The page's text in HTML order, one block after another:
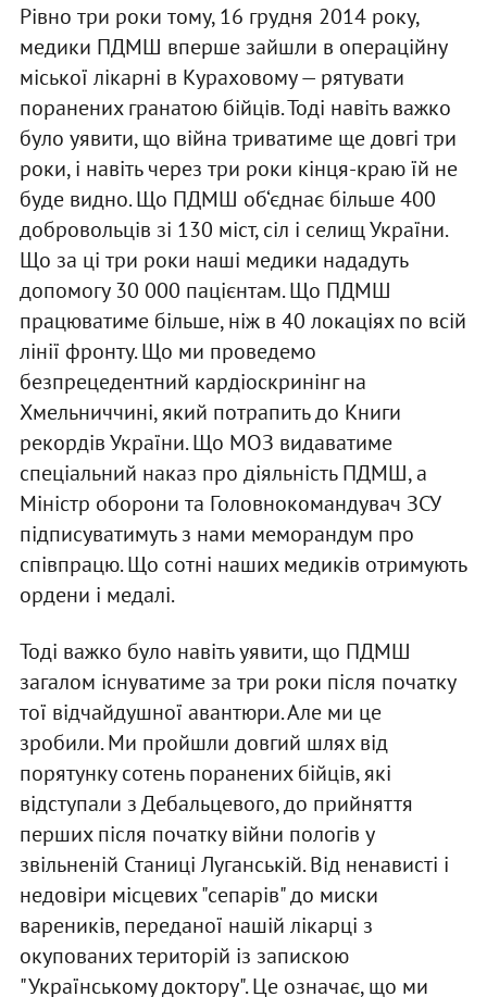
Рівно три роки тому, 16 грудня 2014 року,
медики ПДМШ вперше зайшли в операційну
міської лікарні в Кураховому — рятувати
поранених гранатою бійців. Тоді навіть важко
було уявити, що війна триватиме ще довгі три
роки, і навіть через три роки кінця-краю їй не
буде видно. Що ПДМШ об‘єднає більше 400
добровольців зі 130 міст, сіл і селищ України.
Що за ці три роки наші медики нададуть
допомогу 30 000 пацієнтам. Що ПДМШ
працюватиме більше, ніж в 40 локаціях по всій
лінії фронту. Що ми проведемо
безпрецедентний кардіоскринінг на
Хмельниччині, який потрапить до Книги
рекордів України. Що МОЗ видаватиме
спеціальний наказ про діяльність ПДМШ, а
Міністр оборони та Головнокомандувач ЗСУ
підписуватимуть з нами меморандум про
співпрацю. Що сотні наших медиків отримують
ордени і медалі.
Тоді важко було навіть уявити, що ПДМШ
загалом існуватиме за три роки після початку
тої відчайдушної авантюри. Але ми це
зробили. Ми пройшли довгий шлях від
порятунку сотень поранених бійців, які
відступали з Дебальцевого, до прийняття
перших після початку війни пологів у
звільненій Станиці Луганській. Від ненависті і
недовіри місцевих "сепарів" до миски
вареників, переданої нашій лікарці з
окупованих територій із запискою
"Українському доктору". Це означає, що ми